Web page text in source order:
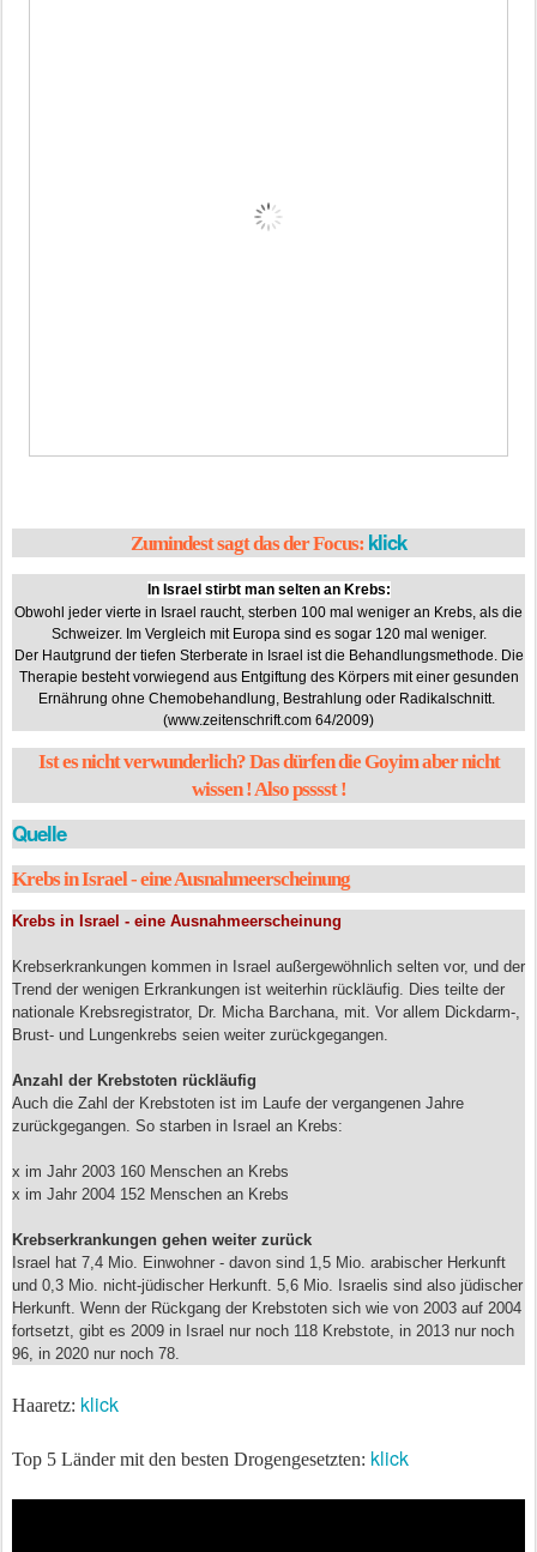
Zumindest sagt das der Focus: klick
In Israel stirbt man selten an Krebs:
Obwohl jeder vierte in Israel raucht, sterben 100 mal weniger an Krebs, als die
Schweizer. Im Vergleich mit Europa sind es sogar 120 mal weniger.
Der Hautgrund der tiefen Sterberate in Israel ist die Behandlungsmethode. Die
Therapie besteht vorwiegend aus Entgiftung des Körpers mit einer gesunden
Ernährung ohne Chemobehandlung, Bestrahlung oder Radikalschnitt.
(www.zeitenschrift.com 64/2009)
Ist es nicht verwunderlich? Das dürfen die Goyim aber nicht
wissen ! Also psssst !
Quelle
Krebs in Israel - eine Ausnahmeerscheinung
Krebs in Israel - eine Ausnahmeerscheinung
Krebserkrankungen kommen in Israel außergewöhnlich selten vor, und der
Trend der wenigen Erkrankungen ist weiterhin rückläufig. Dies teilte der
nationale Krebsregistrator, Dr. Micha Barchana, mit. Vor allem Dickdarm-,
Brust- und Lungenkrebs seien weiter zurückgegangen.
Anzahl der Krebstoten rückläufig
Auch die Zahl der Krebstoten ist im Laufe der vergangenen Jahre
zurückgegangen. So starben in Israel an Krebs:
x im Jahr 2003 160 Menschen an Krebs
x im Jahr 2004 152 Menschen an Krebs
Krebserkrankungen gehen weiter zurück
Israel hat 7,4 Mio. Einwohner - davon sind 1,5 Mio. arabischer Herkunft
und 0,3 Mio. nicht-jüdischer Herkunft. 5,6 Mio. Israelis sind also jüdischer
Herkunft. Wenn der Rückgang der Krebstoten sich wie von 2003 auf 2004
fortsetzt, gibt es 2009 in Israel nur noch 118 Krebstote, in 2013 nur noch
96, in 2020 nur noch 78.
Haaretz: klick
Top 5 Länder mit den besten Drogengesetzten: klick